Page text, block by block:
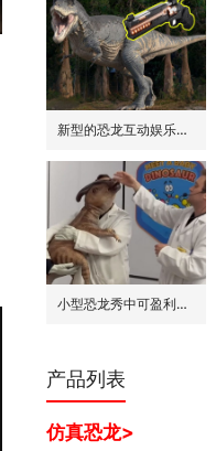
新型的恐龙互动娱乐设备/设施: 激光枪射击启动恐龙
小型恐龙秀中可盈利的7种模式
产品列表
仿真恐龙>